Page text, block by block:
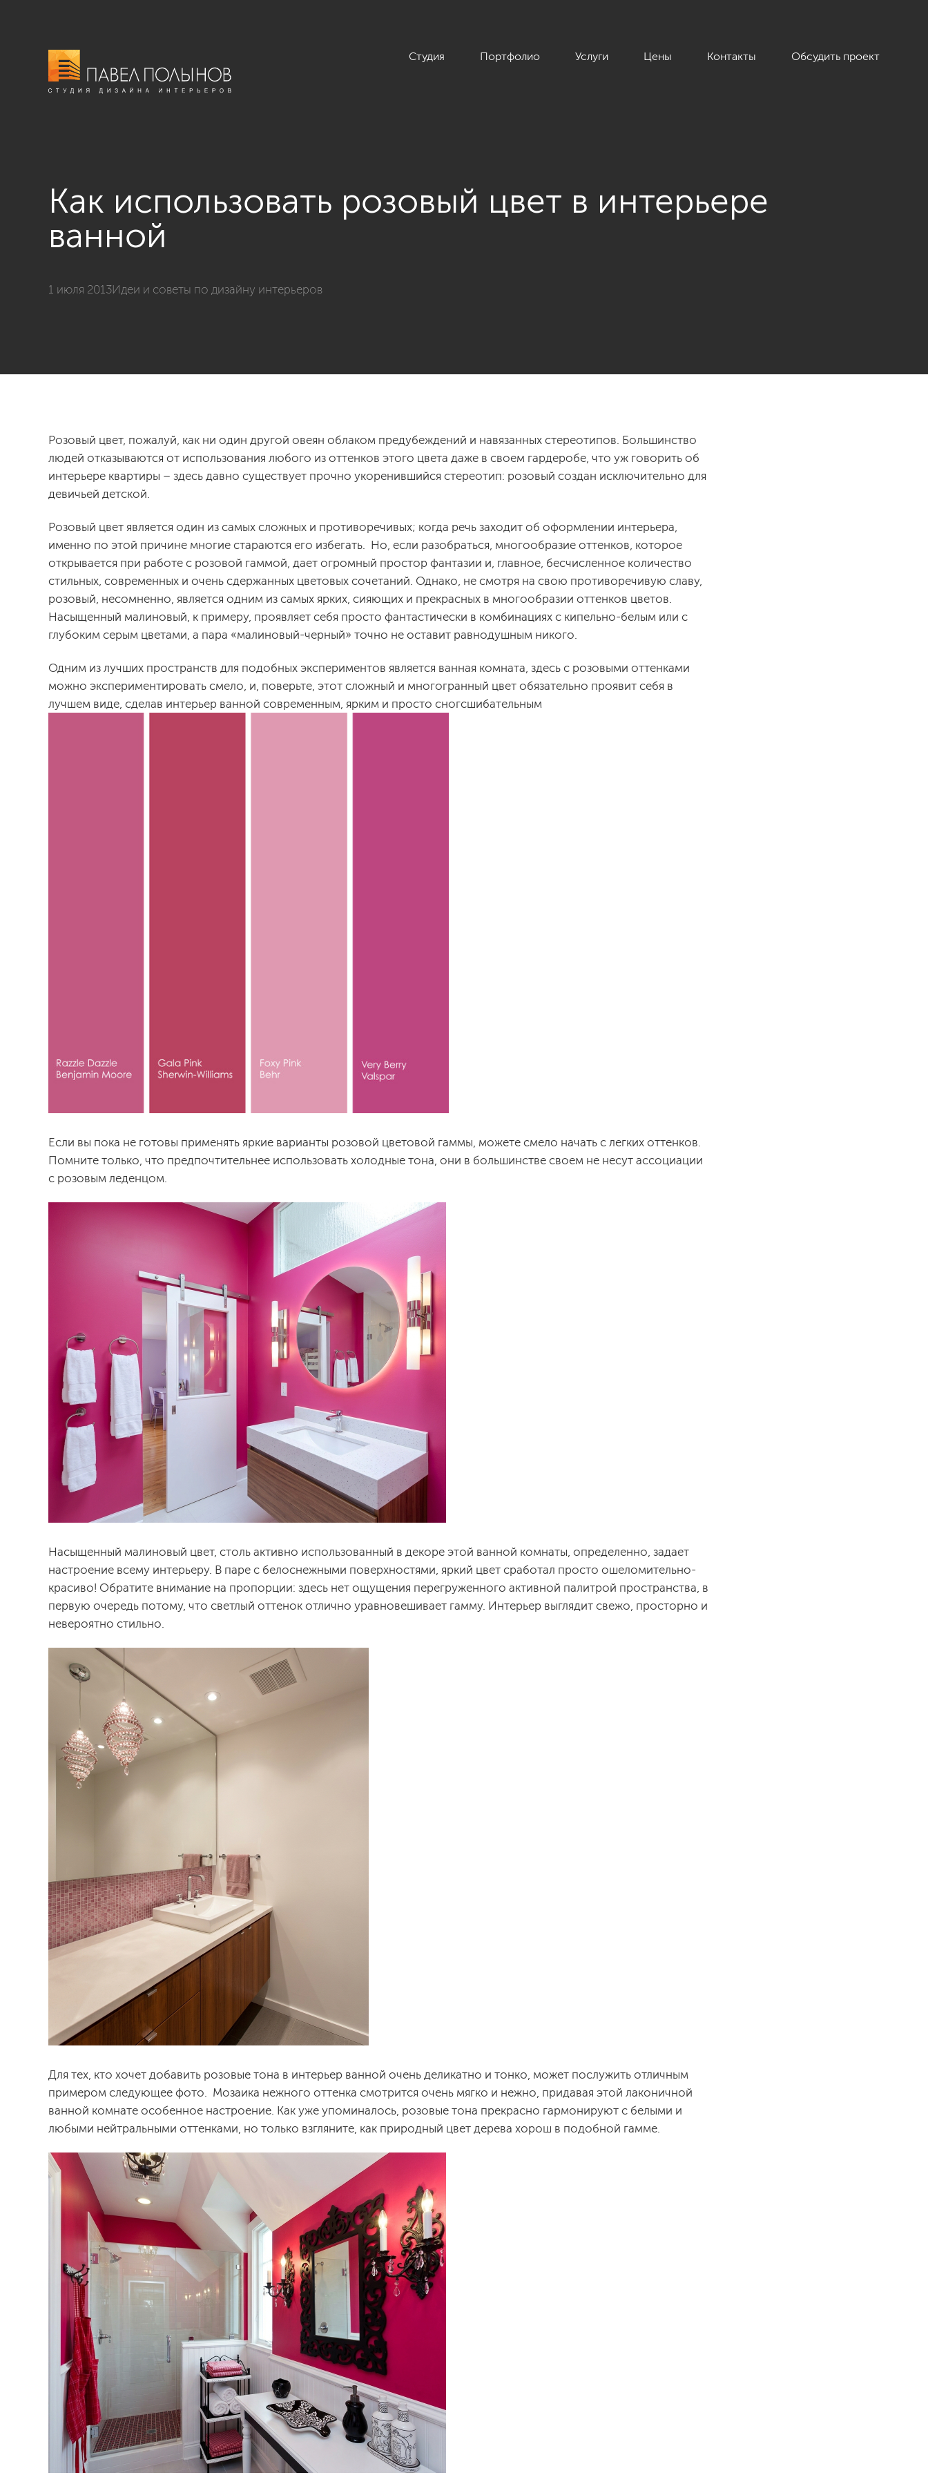
Студия Портфолио Услуги Цены Контакты Обсудить проект
Как использовать розовый цвет в интерьере
ванной
1 июля 2013Идеи и советы по дизайну интерьеров
Розовый цвет, пожалуй, как ни один другой овеян облаком предубеждений и навязанных стереотипов. Большинство
людей отказываются от использования любого из оттенков этого цвета даже в своем гардеробе, что уж говорить об
интерьере квартиры – здесь давно существует прочно укоренившийся стереотип: розовый создан исключительно для
девичьей детской.
Розовый цвет является один из самых сложных и противоречивых; когда речь заходит об оформлении интерьера,
именно по этой причине многие стараются его избегать. Но, если разобраться, многообразие оттенков, которое
открывается при работе с розовой гаммой, дает огромный простор фантазии и, главное, бесчисленное количество
стильных, современных и очень сдержанных цветовых сочетаний. Однако, не смотря на свою противоречивую славу,
розовый, несомненно, является одним из самых ярких, сияющих и прекрасных в многообразии оттенков цветов.
Насыщенный малиновый, к примеру, проявляет себя просто фантастически в комбинациях с кипельно-белым или с
глубоким серым цветами, а пара «малиновый-черный» точно не оставит равнодушным никого.
Одним из лучших пространств для подобных экспериментов является ванная комната, здесь с розовыми оттенками
можно экспериментировать смело, и, поверьте, этот сложный и многогранный цвет обязательно проявит себя в
лучшем виде, сделав интерьер ванной современным, ярким и просто сногсшибательным
Если вы пока не готовы применять яркие варианты розовой цветовой гаммы, можете смело начать с легких оттенков.
Помните только, что предпочтительнее использовать холодные тона, они в большинстве своем не несут ассоциации
с розовым леденцом.
Насыщенный малиновый цвет, столь активно использованный в декоре этой ванной комнаты, определенно, задает
настроение всему интерьеру. В паре с белоснежными поверхностями, яркий цвет сработал просто ошеломительно-
красиво! Обратите внимание на пропорции: здесь нет ощущения перегруженного активной палитрой пространства, в
первую очередь потому, что светлый оттенок отлично уравновешивает гамму. Интерьер выглядит свежо, просторно и
невероятно стильно.
Для тех, кто хочет добавить розовые тона в интерьер ванной очень деликатно и тонко, может послужить отличным
примером следующее фото. Мозаика нежного оттенка смотрится очень мягко и нежно, придавая этой лаконичной
ванной комнате особенное настроение. Как уже упоминалось, розовые тона прекрасно гармонируют с белыми и
любыми нейтральными оттенками, но только взгляните, как природный цвет дерева хорош в подобной гамме.